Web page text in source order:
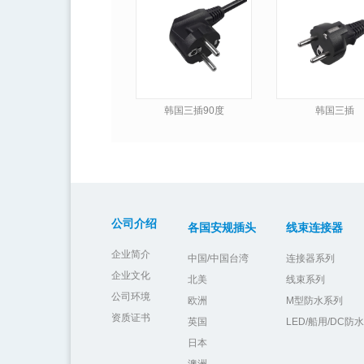
韩国三插90度 韩国三插
公司介绍
企业简介
企业文化
公司环境
资质证书
各国安规插头
中国/中国台湾
北美
欧洲
英国
日本
线束连接器
连接器系列
线束系列
M型防水系列
LED/船用/DC防